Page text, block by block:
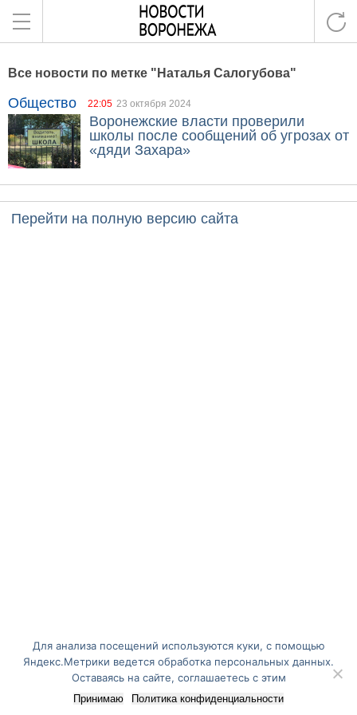
Все новости по метке "Наталья Салогубова"
Общество 22:05 23 октября 2024
Воронежские власти проверили
школы после сообщений об угрозах от
«дяди Захара»
Перейти на полную версию сайта
Для анализа посещений используются куки, с помощью
Яндекс.Метрики ведется обработка персональных данных.
Оставаясь на сайте, соглашаетесь с этим
Принимаю Политика конфиденциальности